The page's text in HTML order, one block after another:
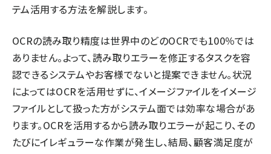
テム活用する方法を解説します。
OCRの読み取り精度は世界中のどのOCRでも100％では
ありません。よって、読み取りエラーを修正するタスクを容
認できるシステムやお客様でないと提案できません。状況
によってはOCRを活用せずに、イメージファイルをイメージ
ファイルとして扱った方がシステム面では効率な場合があ
ります。OCRを活用するから読み取りエラーが起こり、その
たびにイレギュラーな作業が発生し、結局、顧客満足度が